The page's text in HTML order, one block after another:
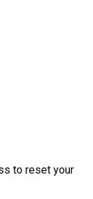
to reset your